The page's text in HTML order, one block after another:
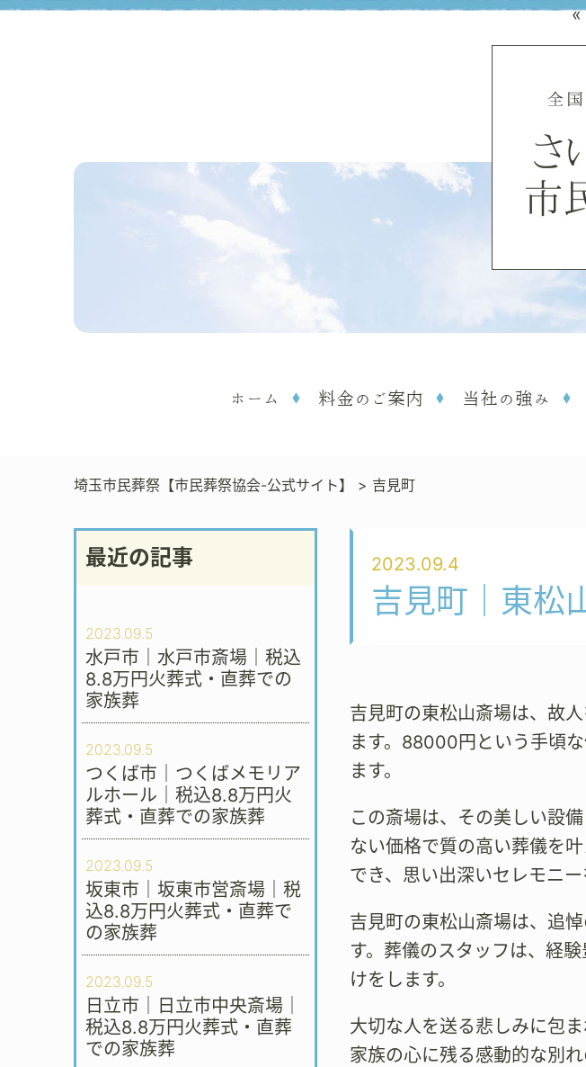
ホーム 料金のご案内 当社の強み
埼玉市民葬祭【市民葬祭協会-公式サイト】 > 吉見町
最近の記事
2023.09.5
水戸市｜水戸市斎場｜税込
8.8万円火葬式・直葬での
家族葬
2023.09.5
つくば市｜つくばメモリア
ルホール｜税込8.8万円火
葬式・直葬での家族葬
2023.09.5
坂東市｜坂東市営斎場｜税
込8.8万円火葬式・直葬で
の家族葬
2023.09.5
日立市｜日立市中央斎場｜
税込8.8万円火葬式・直葬
での家族葬
«
2023.09.4
吉見町｜東松
吉見町の東松山斎場は、故
ます。88000円という手頃
ます。
この斎場は、その美しい設
ない価格で質の高い葬儀を
でき、思い出深いセレモニー
吉見町の東松山斎場は、追
す。葬儀のスタッフは、経
けをします。
大切な人を送る悲しみに包
家族の心に残る感動的な別